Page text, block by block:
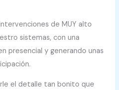
de MUY alto
sistemas, con una
presencial y generando unas
el detalle tan bonito que